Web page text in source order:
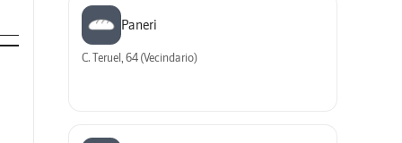
Paneri
C. Teruel, 64 (Vecindario)